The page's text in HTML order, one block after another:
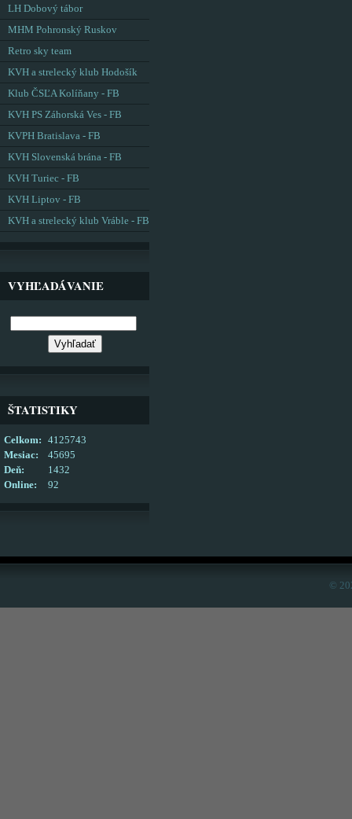
LH Dobový tábor
MHM Pohronský Ruskov
Retro sky team
KVH a strelecký klub Hodošík
Klub ČSĽA Kolíňany - FB
KVH PS Záhorská Ves - FB
KVPH Bratislava - FB
KVH Slovenská brána - FB
KVH Turiec - FB
KVH Liptov - FB
KVH a strelecký klub Vráble - FB
VYHĽADÁVANIE
ŠTATISTIKY
Online: 92
Celkom:
4125743
Mesiac:
45695
Deň:
1432
©